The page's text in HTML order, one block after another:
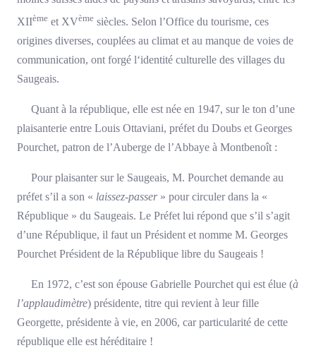
XIIème et XVème siècles. Selon l’Office du tourisme, ces
origines diverses, couplées au climat et au manque de voies de
communication, ont forgé l‘identité culturelle des villages du
Saugeais.
Quant à la république, elle est née en 1947, sur le ton d’une
plaisanterie entre Louis Ottaviani, préfet du Doubs et Georges
Pourchet, patron de l’Auberge de l’Abbaye à Montbenoît :
Pour plaisanter sur le Saugeais, M. Pourchet demande au
préfet s’il a son « laissez-passer» pour circuler dans la «
République » du Saugeais. Le Préfet lui répond que s’il s’agit
d’une République, il faut un Président et nomme M. Georges
Pourchet Président de la République libre du Saugeais !
En 1972, c’est son épouse Gabrielle Pourchet qui est élue (à
l’applaudimètre) présidente, titre qui revient à leur fille
Georgette, présidente à vie, en 2006, car particularité de cette
république elle est héréditaire !